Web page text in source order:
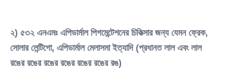
২) ৫৩২ এনএমঃ এপিডার্মাল পিগমেন্টেশনের চিকিত্সার জন্য যেমন ফ্রেক,
সোলার লেন্টিগো, এপিডার্মাল মেলাসমা ইত্যাদি (প্রধানত লাল এবং লাল
রঙের রঙের রঙের রঙের রঙের রঙের রঙ)